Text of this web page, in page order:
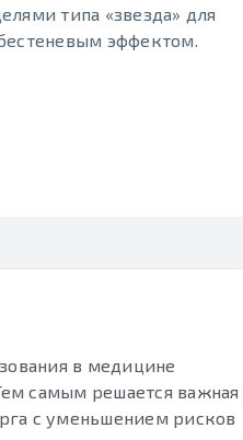
типа «звезда» для
эффектом.
в медицине
самым решается важная
с уменьшением рисков